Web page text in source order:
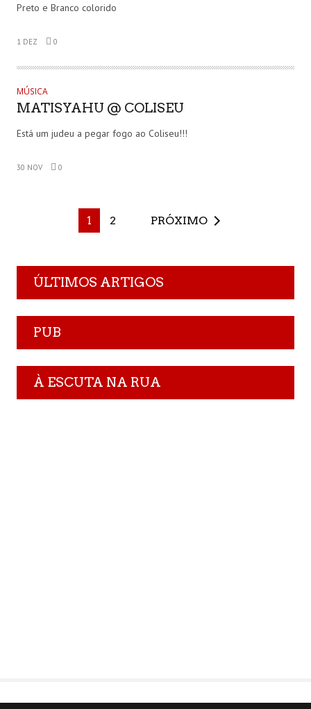
Preto e Branco colorido
1 DEZ 0
MÚSICA
MATISYAHU @ COLISEU
Está um judeu a pegar fogo ao Coliseu!!!
30 NOV 0
1 2 PRÓXIMO
ÚLTIMOS ARTIGOS
PUB
À ESCUTA NA RUA